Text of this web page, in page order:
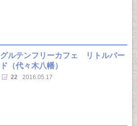
グルテンフリーカフェ リトルバー
ド（代々木八幡）
22 2016.05.17